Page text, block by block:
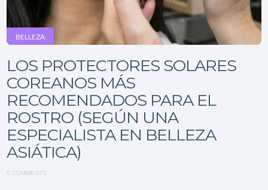
BELLEZA
LOS PROTECTORES SOLARES
COREANOS MÁS
RECOMENDADOS PARA EL
ROSTRO (SEGÚN UNA
ESPECIALISTA EN BELLEZA
ASIÁTICA)
0 COMMENTS